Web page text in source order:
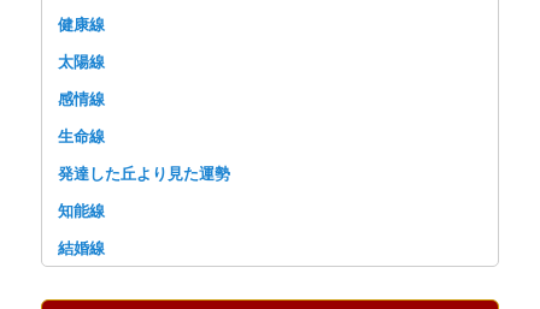
健康線
太陽線
感情線
生命線
発達した丘より見た運勢
知能線
結婚線